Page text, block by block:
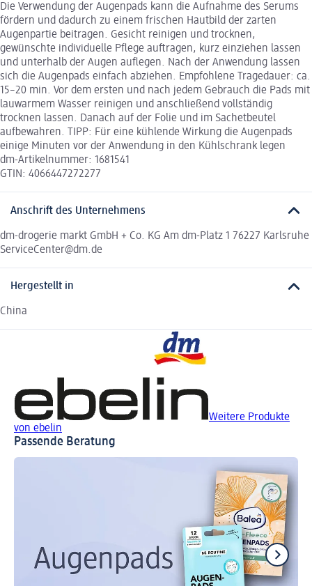
Die Verwendung der Augenpads kann die Aufnahme des Serums
fördern und dadurch zu einem frischen Hautbild der zarten
Augenpartie beitragen. Gesicht reinigen und trocknen,
gewünschte individuelle Pflege auftragen, kurz einziehen lassen
und unterhalb der Augen auflegen. Nach der Anwendung lassen
sich die Augenpads einfach abziehen. Empfohlene Tragedauer: ca.
15–20 min. Vor dem ersten und nach jedem Gebrauch die Pads mit
lauwarmem Wasser reinigen und anschließend vollständig
trocknen lassen. Danach auf der Folie und im Sachetbeutel
aufbewahren. TIPP: Für eine kühlende Wirkung die Augenpads
einige Minuten vor der Anwendung in den Kühlschrank legen
dm-Artikelnummer: 1681541
GTIN: 4066447272277
Anschrift des Unternehmens
dm-drogerie markt GmbH + Co. KG Am dm-Platz 1 76227 Karlsruhe
ServiceCenter@dm.de
Hergestellt in
China
Weitere Produkte
von ebelin
Passende Beratung